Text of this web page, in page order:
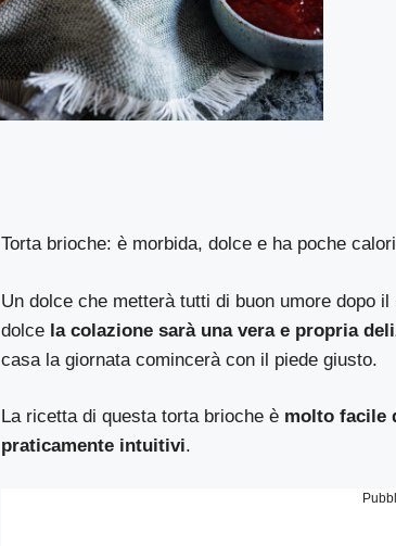
Torta brioche: è morbida, dolce e ha poche
Un dolce che metterà tutti di buon umore dopo
dolce la colazione sarà una vera e propria
casa la giornata comincerà con il piede giusto.
La ricetta di questa torta brioche è molto facile
praticamente intuitivi.